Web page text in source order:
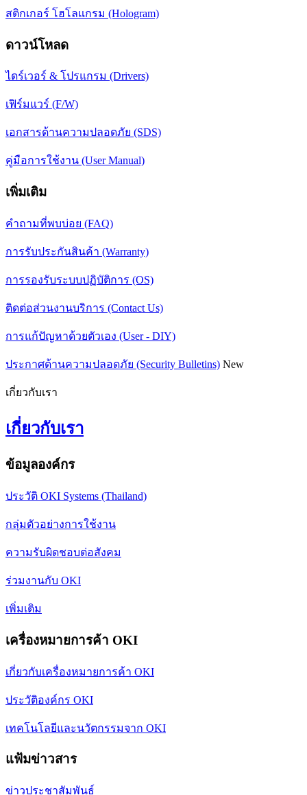
สติกเกอร์ โฮโลแกรม (Hologram)
ดาวน์โหลด
ไดร์เวอร์ & โปรแกรม (Drivers)
เฟิร์มแวร์ (F/W)
เอกสารด้านความปลอดภัย (SDS)
คู่มือการใช้งาน (User Manual)
เพิ่มเติม
คำถามที่พบบ่อย (FAQ)
การรับประกันสินค้า (Warranty)
การรองรับระบบปฏิบัติการ (OS)
ติดต่อส่วนงานบริการ (Contact Us)
การแก้ปัญหาด้วยตัวเอง (User - DIY)
ประกาศด้านความปลอดภัย (Security Bulletins) New
เกี่ยวกับเรา
เกี่ยวกับเรา
ข้อมูลองค์กร
ประวัติ OKI Systems (Thailand)
กลุ่มตัวอย่างการใช้งาน
ความรับผิดชอบต่อสังคม
ร่วมงานกับ OKI
เพิ่มเติม
เครื่องหมายการค้า OKI
เกี่ยวกับเครื่องหมายการค้า OKI
ประวัติองค์กร OKI
เทคโนโลยีและนวัตกรรมจาก OKI
แฟ้มข่าวสาร
ข่าวประชาสัมพันธ์